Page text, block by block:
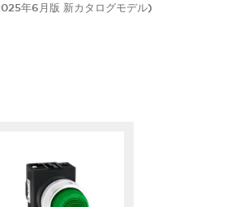
年6月版 新カタログモデル)